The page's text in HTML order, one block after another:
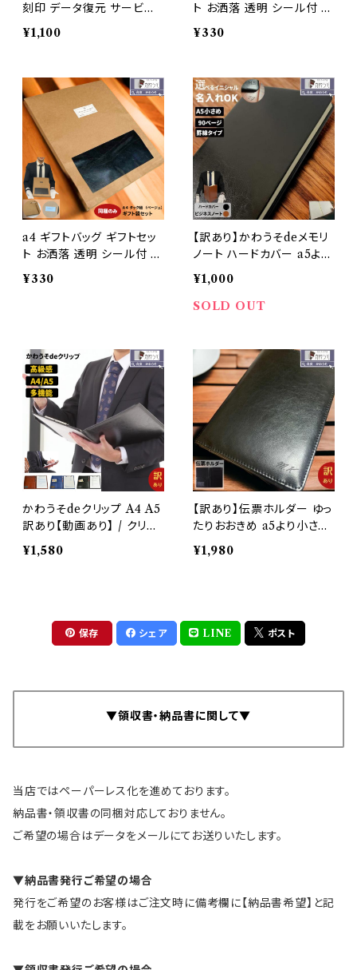
刻印 データ復元 サービス
（LOGO ロゴデータ) 【代
引決済不可・単体購入不
¥1,100
ト お洒落 透明 シール付 ラ
ッピング 贈り物 高級感 小
入不可・同梱のみ】
¥330
a4 ギフトバッグ ギフトセッ
ト お洒落 透明 シール付 ラ
ッピング 贈り物 高級感 小
¥330
【訳あり】かわうそdeメモリ
ノート ハードカバー a5より
小さい おしゃれ メモ 持ち運
び 飲食店 高級感 ビジネス
PUレザー 合成皮革 todo
¥1,000
SOLD OUT
かわうそdeクリップ A4 A5
訳あり【動画あり】 / クリッ
プファイル PUレザー 合成
皮革 在庫処分品 sale バイ
ポケット ポケット付 メモ帳
付 高級感 ビジネス お洒落
クーポン有／
¥1,580
【訳あり】伝票ホルダー ゆっ
たりおおきめ a5より小さい
名入れ おしゃれ 二つ折り
A5 マグネット バインダー
ク ブラウン メンズ レディー
ス メール便 送料無料/かわ
¥1,980
保存 シェア LINE ポスト
▼領収書・納品書に関して▼
当店ではペーパーレス化を進めております。
納品書・領収書の同梱対応しておりません。
ご希望の場合はデータをメールにてお送りいたします。
▼納品書発行ご希望の場合
発行をご希望のお客様はご注文時に備考欄に【納品書希望】と記
載をお願いいたします。